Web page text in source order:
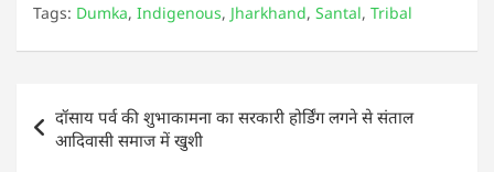
Tags: Dumka, Indigenous, Jharkhand, Santal, Tribal
Post
navigation
दॉसाय पर्व की शुभाकामना का सरकारी होर्डिंग लगने से संताल
आदिवासी समाज में खुशी